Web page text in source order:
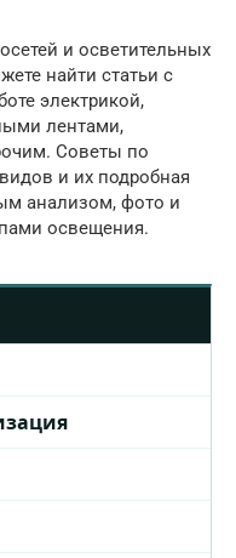
и осветительных
найти статьи с
электрикой,
лентами,
Советы по
и их подробная
анализом, фото и
освещения.